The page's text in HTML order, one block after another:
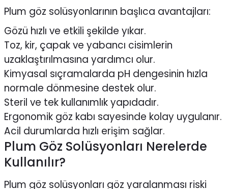
Plum göz solüsyonlarının başlıca avantajları:
Gözü hızlı ve etkili şekilde yıkar.
Toz, kir, çapak ve yabancı cisimlerin
uzaklaştırılmasına yardımcı olur.
Kimyasal sıçramalarda pH dengesinin hızla
normale dönmesine destek olur.
Steril ve tek kullanımlık yapıdadır.
Ergonomik göz kabı sayesinde kolay uygulanır.
Acil durumlarda hızlı erişim sağlar.
Plum Göz Solüsyonları Nerelerde
Kullanılır?
Plum göz solüsyonları göz yaralanması riski